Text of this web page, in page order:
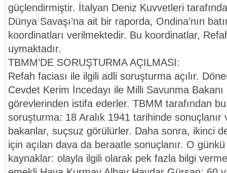
güçlendirmiştir. İtalyan Deniz Kuvvetleri
Dünya Savaşı’na ait bir raporda, Ondina’nın
koordinatları verilmektedir. Bu koordinatlar,
uymaktadır.
TBMM’DE SORUŞTURMA AÇILMASI:
Refah faciası ile ilgili adli soruşturma açılır.
Cevdet Kerim İncedayı ile Milli Savunma Bakanı
görevlerinden istifa ederler. TBMM tarafından
soruşturma: 18 Aralık 1941 tarihinde
bakanlar, suçsuz görülürler. Daha sonra, ikinci
için açılan dava da beraatle sonuçlanır. O
kaynaklar: olayla ilgili olarak pek fazla bilgi